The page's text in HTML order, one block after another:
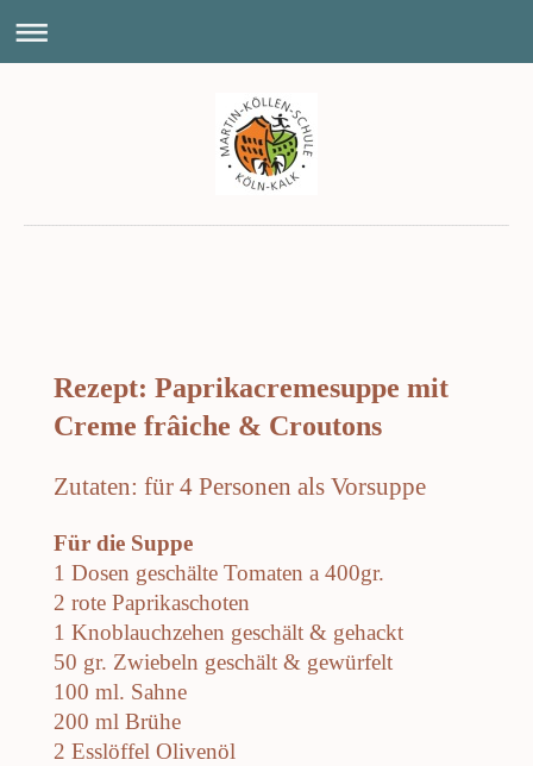
Rezept: Paprikacremesuppe mit
Creme frâiche & Croutons
Zutaten: für 4 Personen als Vorsuppe
Für die Suppe
1 Dosen geschälte Tomaten a 400gr.
2 rote Paprikaschoten
1 Knoblauchzehen geschält & gehackt
50 gr. Zwiebeln geschält & gewürfelt
100 ml. Sahne
200 ml Brühe
2 Esslöffel Olivenöl